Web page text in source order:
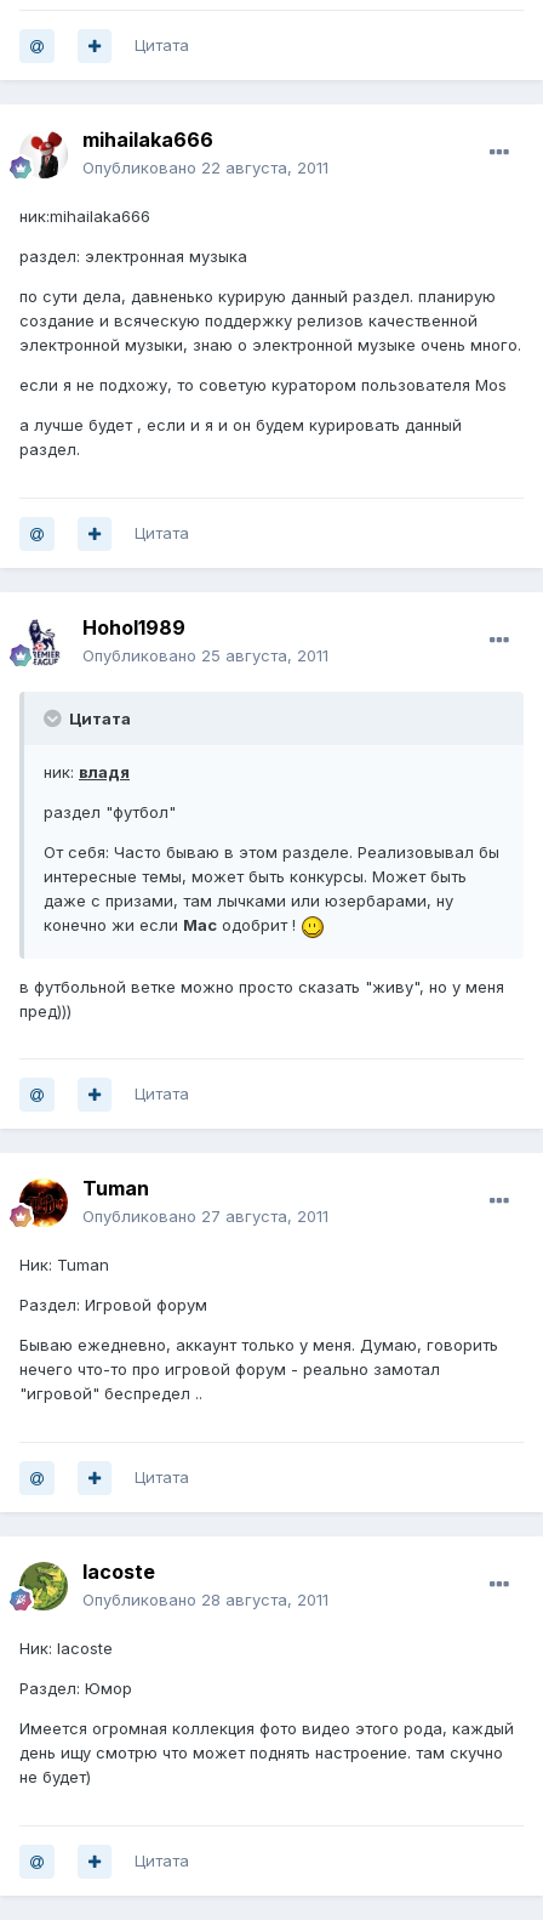
Цитата
mihailaka666
Опубликовано 22 августа, 2011
ник:mihailaka666
раздел: электронная музыка
по сути дела, давненько курирую данный раздел. планирую
создание и всяческую поддержку релизов качественной
электронной музыки, знаю о электронной музыке очень много.
если я не подхожу, то советую куратором пользователя Mos
а лучше будет , если и я и он будем курировать данный
раздел.
Цитата
Hohol1989
Опубликовано 25 августа, 2011
Цитата
ник: владя
раздел "футбол"
От себя: Часто бываю в этом разделе. Реализовывал бы
интересные темы, может быть конкурсы. Может быть
даже с призами, там лычками или юзербарами, ну
конечно жи если Mac одобрит !
в футбольной ветке можно просто сказать "живу", но у меня
пред)))
Цитата
Tuman
Опубликовано 27 августа, 2011
Ник: Tuman
Раздел: Игровой форум
Бываю ежедневно, аккаунт только у меня. Думаю, говорить
нечего что-то про игровой форум - реально замотал
"игровой" беспредел ..
Цитата
lacoste
Опубликовано 28 августа, 2011
Ник: lacoste
Раздел: Юмор
Имеется огромная коллекция фото видео этого рода, каждый
день ищу смотрю что может поднять настроение. там скучно
не будет)
Цитата